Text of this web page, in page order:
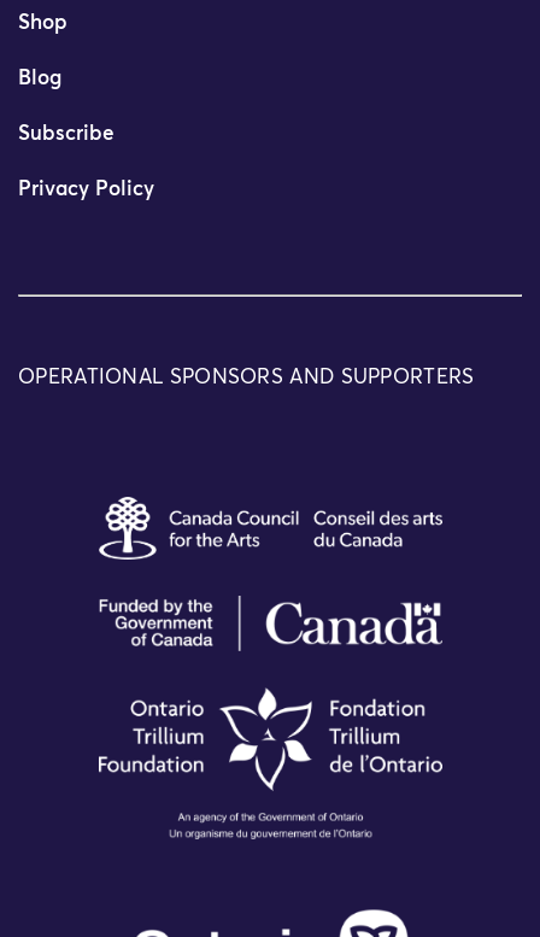
Shop
Blog
Subscribe
Privacy Policy
OPERATIONAL SPONSORS AND SUPPORTERS